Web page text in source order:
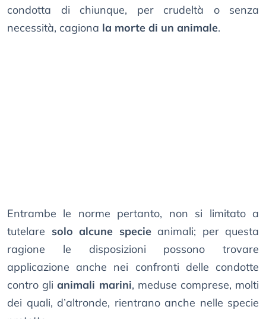
condotta di chiunque, per crudeltà o senza
necessità, cagiona la morte di un animale.
Entrambe le norme pertanto, non si limitato a
tutelare solo alcune specieanimali; per questa
ragione le disposizioni possono trovare
applicazione anche nei confronti delle condotte
contro gli animali marini, meduse comprese, molti
dei quali, d’altronde, rientrano anche nelle specie